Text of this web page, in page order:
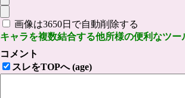
画像は3650日で自動削除する
キャラを複数結合する他所様の便利なツー
コメント
スレをTOPへ (age)